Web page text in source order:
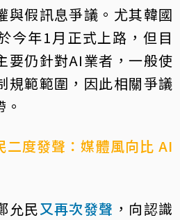
與假訊息爭議。尤其韓國
今年1月正式上路，但目
要仍針對AI業者，一般使
規範範圍，因此相關爭議
二度發聲：媒體風向比 AI
允民又再次發聲 ，向認識